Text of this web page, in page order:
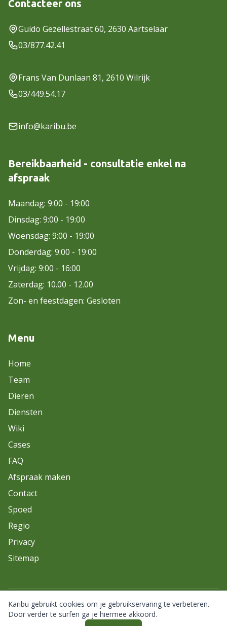
Contacteer ons
Guido Gezellestraat 60, 2630 Aartselaar
03/877.42.41
Frans Van Dunlaan 81, 2610 Wilrijk
03/449.54.17
info@karibu.be
Bereikbaarheid - consultatie enkel na
afspraak
Maandag: 9:00 - 19:00
Dinsdag: 9:00 - 19:00
Woensdag: 9:00 - 19:00
Donderdag: 9:00 - 19:00
Vrijdag: 9:00 - 16:00
Zaterdag: 10.00 - 12.00
Zon- en feestdagen: Gesloten
Menu
Home
Team
Dieren
Diensten
Wiki
Cases
FAQ
Afspraak maken
Contact
Spoed
Regio
Privacy
Sitemap
© 2026 Karibu. Alle rechten voorbehouden.
Karibu gebruikt cookies om je gebruikservaring te verbeteren.
Door verder te surfen ga je hiermee akkoord.